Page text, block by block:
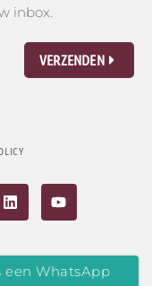
inbox.
VERZENDEN
een WhatsApp